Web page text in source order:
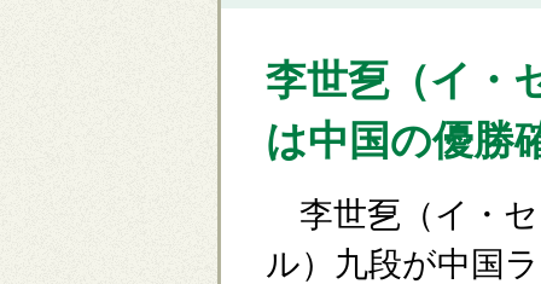
李世乭（イ・
は中国の優勝
李世乭（イ・
ル）九段が中国